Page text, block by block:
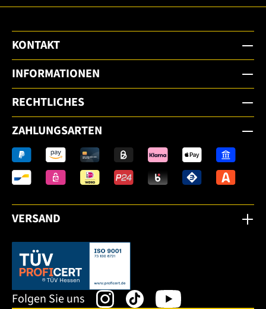
KONTAKT
INFORMATIONEN
RECHTLICHES
ZAHLUNGSARTEN
VERSAND
Dieser Link öffnet sich in einem neuen Tab.
Folgen Sie uns